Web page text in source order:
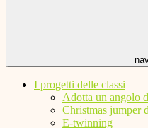
I progetti delle classi
Adotta un angolo
Christmas jumper
E-twinning